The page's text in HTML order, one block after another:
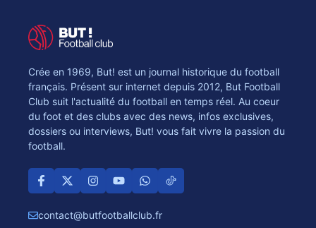
Crée en 1969, But! est un journal historique du football
français. Présent sur internet depuis 2012, But Football
Club suit l'actualité du football en temps réel. Au coeur
du foot et des clubs avec des news, infos exclusives,
dossiers ou interviews, But! vous fait vivre la passion du
football.
contact@butfootballclub.fr